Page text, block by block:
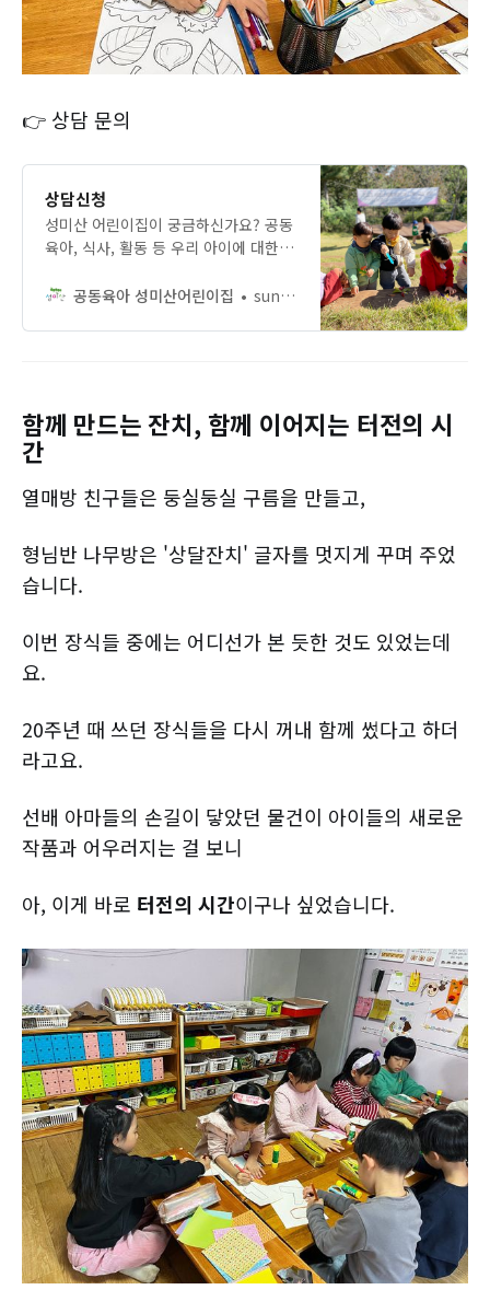
👉 상담 문의
상담신청
성미산 어린이집이 궁금하신가요? 공동
육아, 식사, 활동 등 우리 아이에 대한
세요.공동육아 성미산어린이집 sungmisankids
함께 만드는 잔치, 함께 이어지는 터전의 시
간
열매방 친구들은 둥실둥실 구름을 만들고,
형님반 나무방은 '상달잔치' 글자를 멋지게 꾸며 주었
습니다.
이번 장식들 중에는 어디선가 본 듯한 것도 있었는데
요.
20주년 때 쓰던 장식들을 다시 꺼내 함께 썼다고 하더
라고요.
선배 아마들의 손길이 닿았던 물건이 아이들의 새로운
작품과 어우러지는 걸 보니
아, 이게 바로 터전의 시간이구나 싶었습니다.